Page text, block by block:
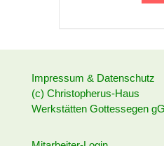
Impressum & Datenschutz
(c) Christopherus-Haus
Werkstätten Gottessegen